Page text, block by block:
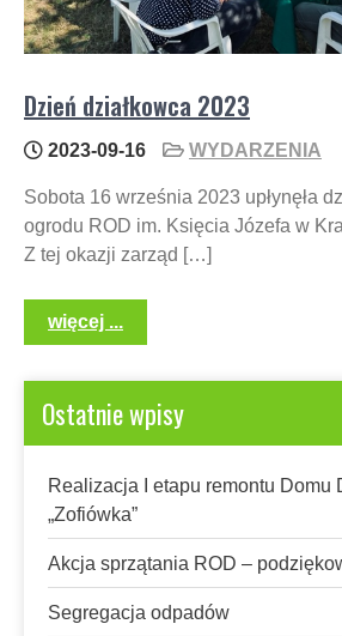
Dzień działkowca 2023
2023-09-16 WYDARZENIA
Sobota 16 września 2023 upłynęła
ogrodu ROD im. Księcia Józefa w
Z tej okazji zarząd […]
więcej ...
Ostatnie wpisy
Realizacja I etapu remontu Domu
„Zofiówka”
Akcja sprzątania ROD –
Segregacja odpadów